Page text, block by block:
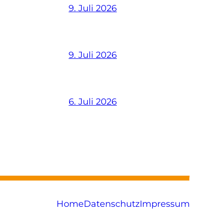
9. Juli 2026
9. Juli 2026
6. Juli 2026
HomeDatenschutzImpressum